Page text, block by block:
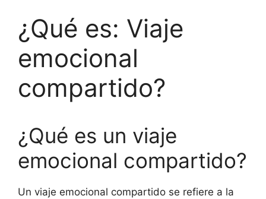
¿Qué es: Viaje
emocional
compartido?
¿Qué es un viaje
emocional compartido?
Un viaje emocional compartido se refiere a la